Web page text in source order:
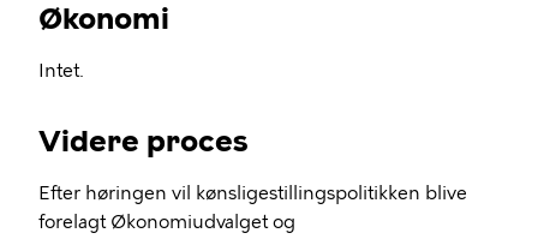
Økonomi
Intet.
Videre proces
Efter høringen vil kønsligestillingspolitikken blive
forelagt Økonomiudvalget og